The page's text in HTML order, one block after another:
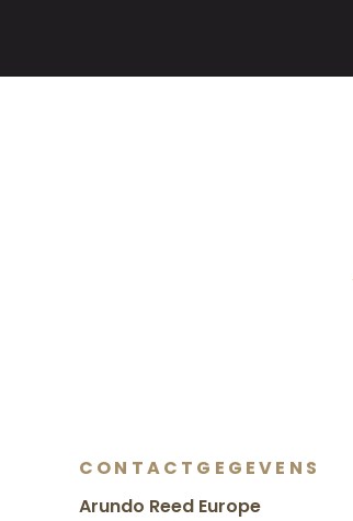
CONTACTGEGEVENS
Arundo Reed Europe